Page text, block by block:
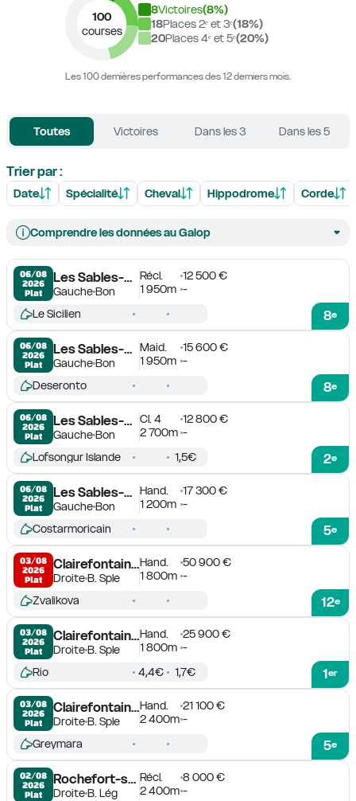
100
courses
8Victoires(8%)
18Places 2ᵉ et 3ᵉ(18%)
20Places 4ᵉ et 5ᵉ(20%)
Les 100 dernières performances des 12 derniers mois.
Toutes Victoires Dans les 3 Dans les 5
Trier par :
Date Spécialité Cheval Hippodrome Corde
Comprendre les données au Galop
06/08
2026
Plat
Les Sables-d'Olonne
GaucheBon
Récl.
12 500 €
1 950m -
8e
Le Sicilien
06/08
2026
Plat
Les Sables-d'Olonne
GaucheBon
Maid.
15 600 €
1 950m -
8e
Deseronto
06/08
2026
Plat
Les Sables-d'Olonne
GaucheBon
Cl. 4
12 800 €
2 700m -
2e
Lofsongur Islande 1,5€
06/08
2026
Plat
Les Sables-d'Olonne
GaucheBon
Hand.
17 300 €
1 200m -
5e
Costarmoricain
03/08
2026
Plat
Clairefontaine-Deauville
DroiteB. Sple
Hand.
50 900 €
1 800m -
12e
Zvalikova
03/08
2026
Plat
Clairefontaine-Deauville
DroiteB. Sple
Hand.
25 900 €
1 800m -
1er
Rio 4,4€ 1,7€
03/08
2026
Plat
Clairefontaine-Deauville
DroiteB. Sple
Hand.
21 100 €
2 400m -
5e
Greymara
02/08
2026
Plat
Rochefort-sur-Loire
DroiteB. Lég
Récl.
8 000 €
2 400m -